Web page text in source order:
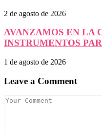
2 de agosto de 2026
AVANZAMOS EN LA
INSTRUMENTOS
1 de agosto de 2026
Leave a Comment